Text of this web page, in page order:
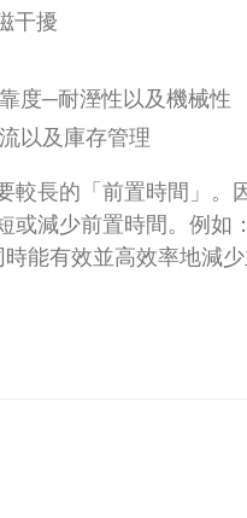
干擾
度─耐溼性以及機械性
以及庫存管理
較長的「前置時間」。
或減少前置時間。例
能有效並高效率地減